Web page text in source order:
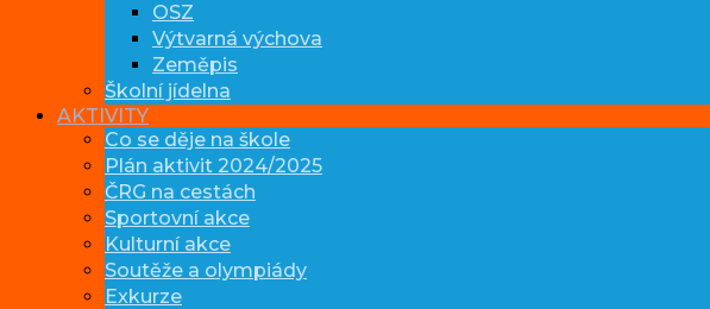
OSZ
Výtvarná výchova
Zeměpis
Školní jídelna
AKTIVITY
Co se děje na škole
Plán aktivit 2024/2025
ČRG na cestách
Sportovní akce
Kulturní akce
Soutěže a olympiády
Exkurze